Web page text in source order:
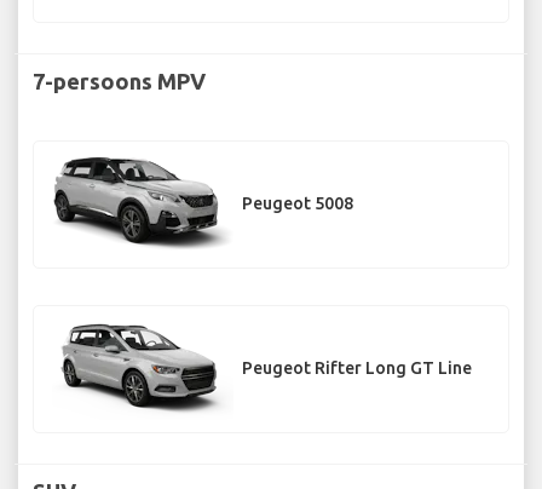
7-persoons MPV
Peugeot 5008
Peugeot Rifter Long GT Line